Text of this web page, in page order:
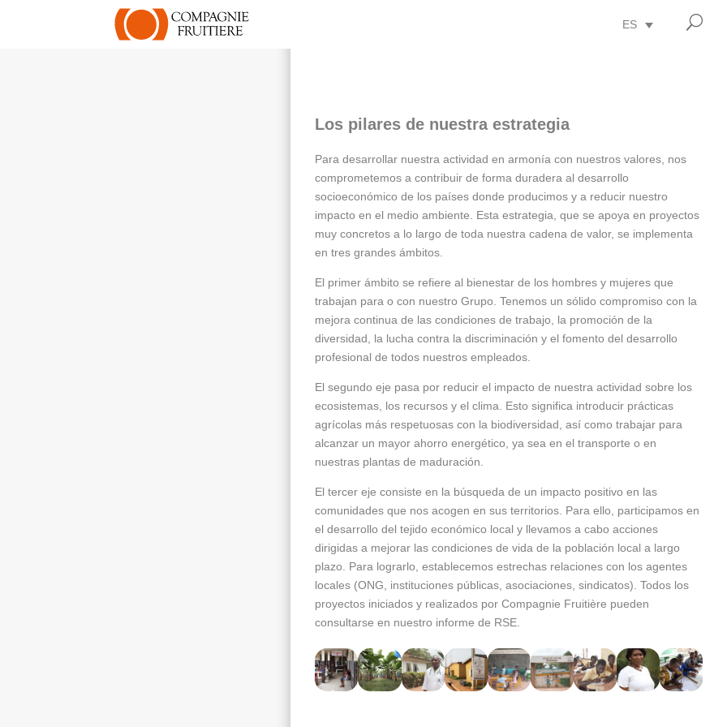
ES U
Los pilares de nuestra estrategia
Para desarrollar nuestra actividad en armonía con nuestros valores, nos
comprometemos a contribuir de forma duradera al desarrollo
socioeconómico de los países donde producimos y a reducir nuestro
impacto en el medio ambiente. Esta estrategia, que se apoya en proyectos
muy concretos a lo largo de toda nuestra cadena de valor, se implementa
en tres grandes ámbitos.
El primer ámbito se refiere al bienestar de los hombres y mujeres que
trabajan para o con nuestro Grupo. Tenemos un sólido compromiso con la
mejora continua de las condiciones de trabajo, la promoción de la
diversidad, la lucha contra la discriminación y el fomento del desarrollo
profesional de todos nuestros empleados.
El segundo eje pasa por reducir el impacto de nuestra actividad sobre los
ecosistemas, los recursos y el clima. Esto significa introducir prácticas
agrícolas más respetuosas con la biodiversidad, así como trabajar para
alcanzar un mayor ahorro energético, ya sea en el transporte o en
nuestras plantas de maduración.
El tercer eje consiste en la búsqueda de un impacto positivo en las
comunidades que nos acogen en sus territorios. Para ello, participamos en
el desarrollo del tejido económico local y llevamos a cabo acciones
dirigidas a mejorar las condiciones de vida de la población local a largo
plazo. Para lograrlo, establecemos estrechas relaciones con los agentes
locales (ONG, instituciones públicas, asociaciones, sindicatos). Todos los
proyectos iniciados y realizados por Compagnie Fruitière pueden
consultarse en nuestro informe de RSE.